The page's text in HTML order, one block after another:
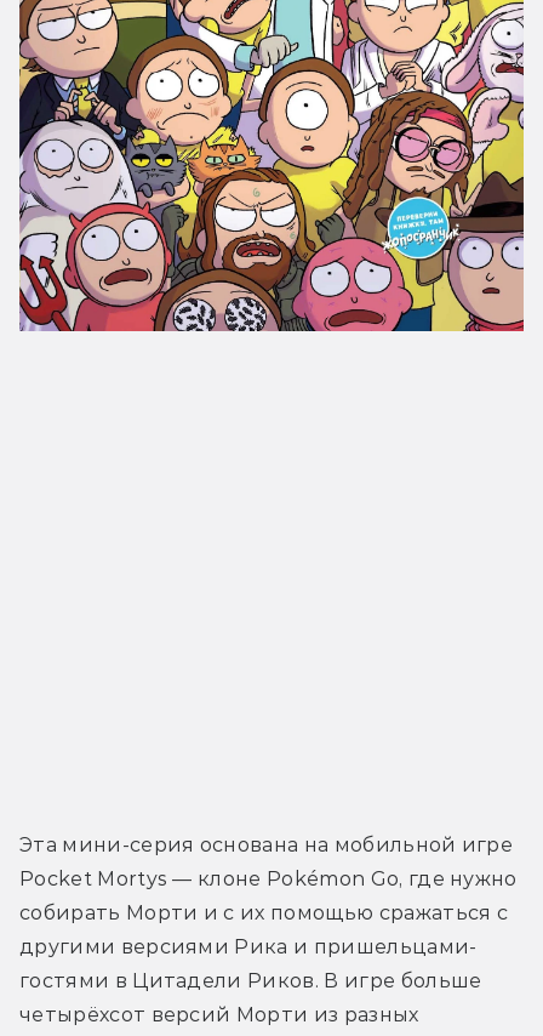
Эта мини-серия основана на мобильной игре
Pocket Mortys — клоне Pokémon Go, где нужно
собирать Морти и с их помощью сражаться с
другими версиями Рика и пришельцами-
гостями в Цитадели Риков. В игре больше
четырёхсот версий Морти из разных